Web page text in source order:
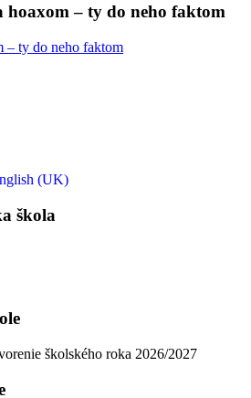
– ty do neho faktom
– ty do neho faktom
škola
školského roka 2026/2027